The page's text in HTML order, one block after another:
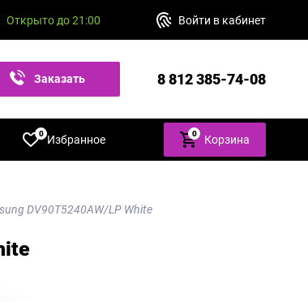
Открыто до 21:00 Войти в кабинет
Заказать 8 812 385-74-08
Избранное
0 0 Корзина
DV90T5240AW/LP White